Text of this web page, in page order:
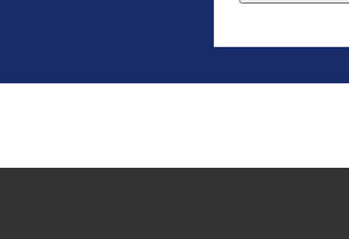
should